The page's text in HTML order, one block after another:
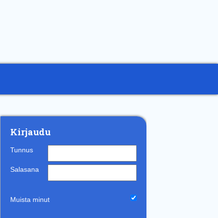
Kirjaudu
Tunnus
Salasana
Muista minut